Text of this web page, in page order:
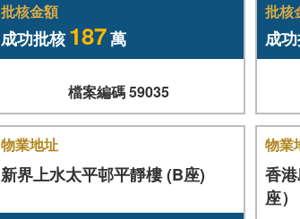
批核金額
成功批核187萬
檔案編碼 59035
批核
成
物業地址
新界上水太平邨平靜樓 (B座)
物業
香
座）